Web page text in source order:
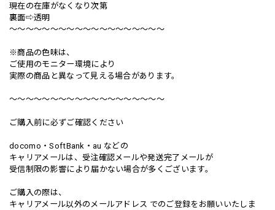
現在の在庫がなくなり次第
裏面⇨透明
〜〜〜〜〜〜〜〜〜〜〜〜〜〜〜〜〜〜〜
※商品の色味は、
ご使用のモニター環境により
実際の商品と異なって見える場合があります。
〜〜〜〜〜〜〜〜〜〜〜〜〜〜〜〜〜〜〜
ご購入前に必ずご確認ください
docomo・SoftBank・au などの
キャリアメールは、受注確認メールや発送完了メールが
受信制限の影響により届かない場合が多くございます。
ご購入の際は、
キャリアメール以外のメールアドレス でのご登録をお願いいたしま